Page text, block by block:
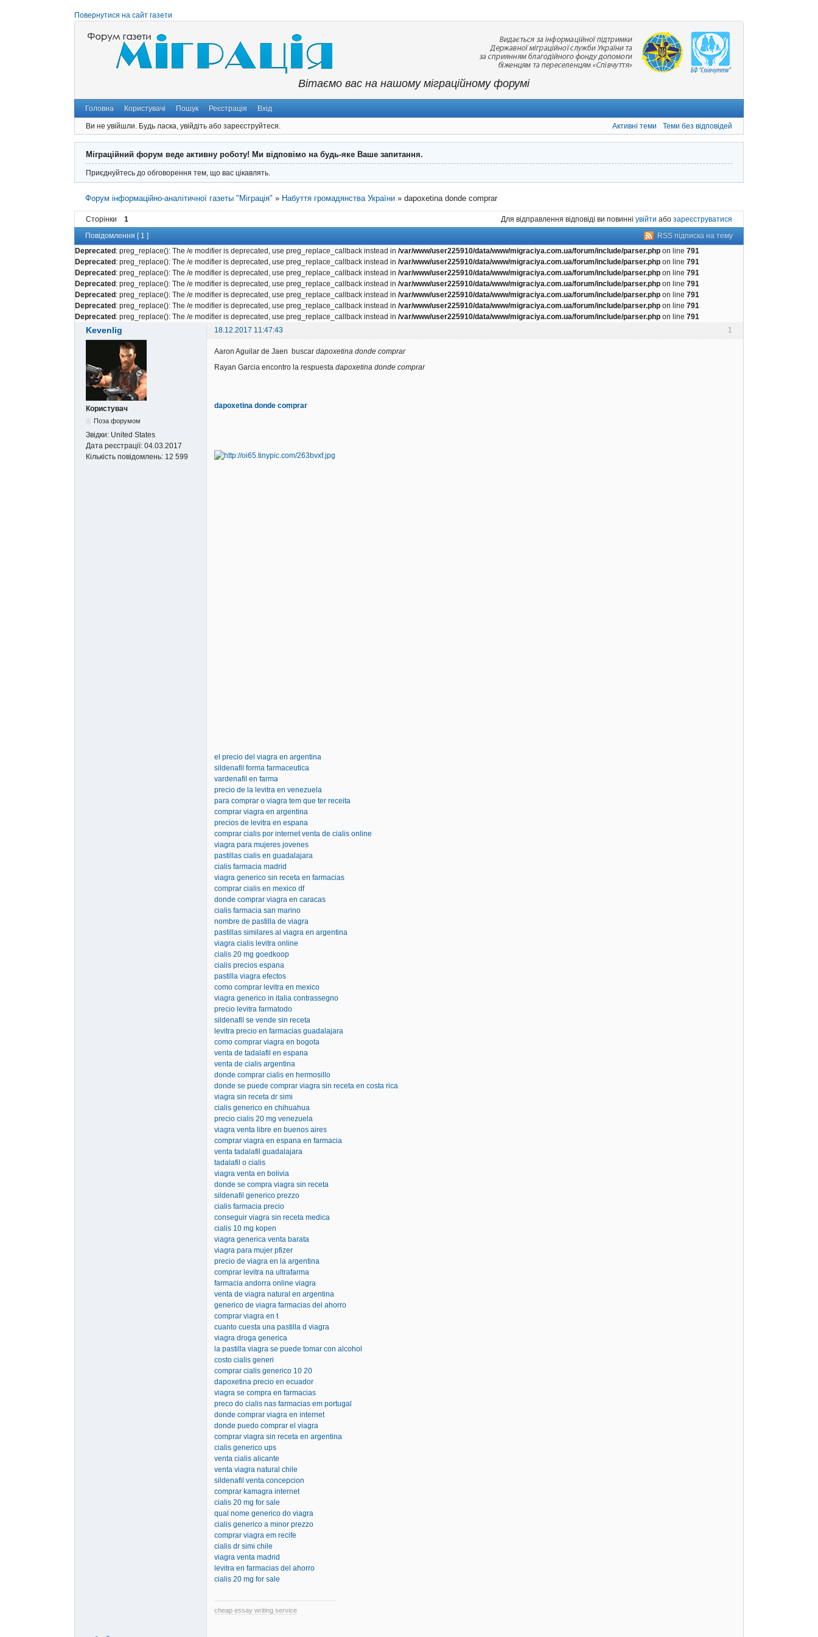
Повернутися на сайт газети
Вітаємо вас на нашому міграційному форумі
Головна Користувачі Пошук Реєстрація Вхід
Ви не увійшли. Будь ласка, увійдіть або зареєструйтеся. Активні теми Теми без відповідей
Міграційний форум веде активну роботу! Ми відповімо на будь-яке Ваше запитання.
Приєднуйтесь до обговорення тем, що вас цікавлять.
Форум інформаційно-аналітичної газеты "Міграція" » Набуття громадянства України »dapoxetina donde comprar
Сторінки 1 Для відправлення відповіді ви повинні увійти або зареєструватися
RSS підписка на тему
Повідомлення [ 1 ]
Deprecated: preg_replace(): The /e modifier is deprecated, use preg_replace_callback instead in /var/www/user225910/data/www/migraciya.com.ua/forum/include/parser.php on line 791
Deprecated: preg_replace(): The /e modifier is deprecated, use preg_replace_callback instead in /var/www/user225910/data/www/migraciya.com.ua/forum/include/parser.php on line 791
Deprecated: preg_replace(): The /e modifier is deprecated, use preg_replace_callback instead in /var/www/user225910/data/www/migraciya.com.ua/forum/include/parser.php on line 791
Deprecated: preg_replace(): The /e modifier is deprecated, use preg_replace_callback instead in /var/www/user225910/data/www/migraciya.com.ua/forum/include/parser.php on line 791
Deprecated: preg_replace(): The /e modifier is deprecated, use preg_replace_callback instead in /var/www/user225910/data/www/migraciya.com.ua/forum/include/parser.php on line 791
Deprecated: preg_replace(): The /e modifier is deprecated, use preg_replace_callback instead in /var/www/user225910/data/www/migraciya.com.ua/forum/include/parser.php on line 791
Deprecated: preg_replace(): The /e modifier is deprecated, use preg_replace_callback instead in /var/www/user225910/data/www/migraciya.com.ua/forum/include/parser.php on line 791
1
Kevenlig 18.12.2017 11:47:43
Користувач
Поза форумом
Звідки: United States
Дата реєстрації: 04.03.2017
Кількість повідомлень: 12 599
Aaron Aguilar de Jaen buscar dapoxetina donde comprar
Rayan Garcia encontro la respuesta dapoxetina donde comprar
dapoxetina donde comprar
el precio del viagra en argentina
sildenafil forma farmaceutica
vardenafil en farma
precio de la levitra en venezuela
para comprar o viagra tem que ter receita
comprar viagra en argentina
precios de levitra en espana
comprar cialis por internet venta de cialis online
viagra para mujeres jovenes
pastillas cialis en guadalajara
cialis farmacia madrid
viagra generico sin receta en farmacias
comprar cialis en mexico df
donde comprar viagra en caracas
cialis farmacia san marino
nombre de pastilla de viagra
pastillas similares al viagra en argentina
viagra cialis levitra online
cialis 20 mg goedkoop
cialis precios espana
pastilla viagra efectos
como comprar levitra en mexico
viagra generico in italia contrassegno
precio levitra farmatodo
sildenafil se vende sin receta
levitra precio en farmacias guadalajara
como comprar viagra en bogota
venta de tadalafil en espana
venta de cialis argentina
donde comprar cialis en hermosillo
donde se puede comprar viagra sin receta en costa rica
viagra sin receta dr simi
cialis generico en chihuahua
precio cialis 20 mg venezuela
viagra venta libre en buenos aires
comprar viagra en espana en farmacia
venta tadalafil guadalajara
tadalafil o cialis
viagra venta en bolivia
donde se compra viagra sin receta
sildenafil generico prezzo
cialis farmacia precio
conseguir viagra sin receta medica
cialis 10 mg kopen
viagra generica venta barata
viagra para mujer pfizer
precio de viagra en la argentina
comprar levitra na ultrafarma
farmacia andorra online viagra
venta de viagra natural en argentina
generico de viagra farmacias del ahorro
comprar viagra en t
cuanto cuesta una pastilla d viagra
viagra droga generica
la pastilla viagra se puede tomar con alcohol
costo cialis generi
comprar cialis generico 10 20
dapoxetina precio en ecuador
viagra se compra en farmacias
preco do cialis nas farmacias em portugal
donde comprar viagra en internet
donde puedo comprar el viagra
comprar viagra sin receta en argentina
cialis generico ups
venta cialis alicante
venta viagra natural chile
sildenafil venta concepcion
comprar kamagra internet
cialis 20 mg for sale
qual nome generico do viagra
cialis generico a minor prezzo
comprar viagra em recife
cialis dr simi chile
viagra venta madrid
levitra en farmacias del ahorro
cialis 20 mg for sale
cheap essay writing service